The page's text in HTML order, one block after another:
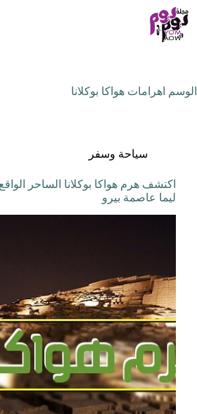
التجاوز
إلى
المحتوى
الوسم اهرامات هواكا بوكلانا
سياحة وسفر
اكتشف هرم هواكا بوكلانا الساحر
ليما عاصمة بيرو